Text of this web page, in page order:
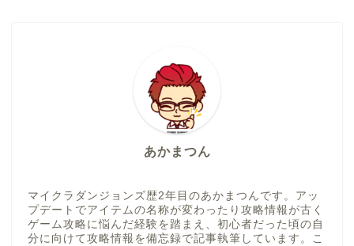
あかまつん
マイクラダンジョンズ歴2年目のあかまつんです。アッ
プデートでアイテムの名称が変わったり攻略情報が古く
ゲーム攻略に悩んだ経験を踏まえ、初心者だった頃の自
分に向けて攻略情報を備忘録で記事執筆しています。こ